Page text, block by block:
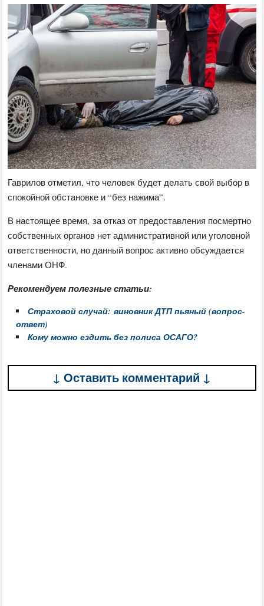
Гаврилов отметил, что человек будет делать свой выбор в
спокойной обстановке и “без нажима”.
В настоящее время, за отказ от предоставления посмертно
собственных органов нет административной или уголовной
ответственности, но данный вопрос активно обсуждается
членами ОНФ.
Рекомендуем полезные статьи:
Страховой случай: виновник ДТП пьяный (вопрос-
ответ)
Кому можно ездить без полиса ОСАГО?
↓ Оставить комментарий ↓